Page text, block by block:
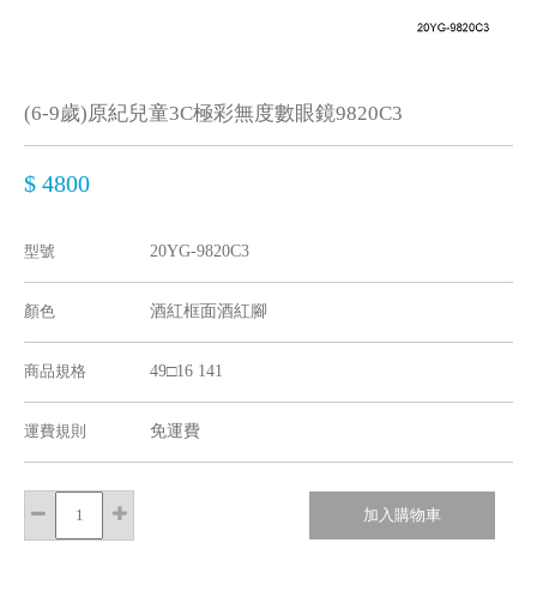
(6-9歲)原紀兒童3C極彩無度數眼鏡9820C3
$ 4800
型號 20YG-9820C3
顏色 酒紅框面酒紅腳
商品規格 49□16 141
運費規則 免運費
加入購物車